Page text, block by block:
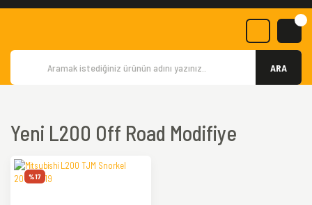
ARA
Yeni L200 Off Road Modifiye
%17